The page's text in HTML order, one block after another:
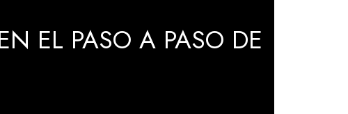
EL PASO A PASO DE